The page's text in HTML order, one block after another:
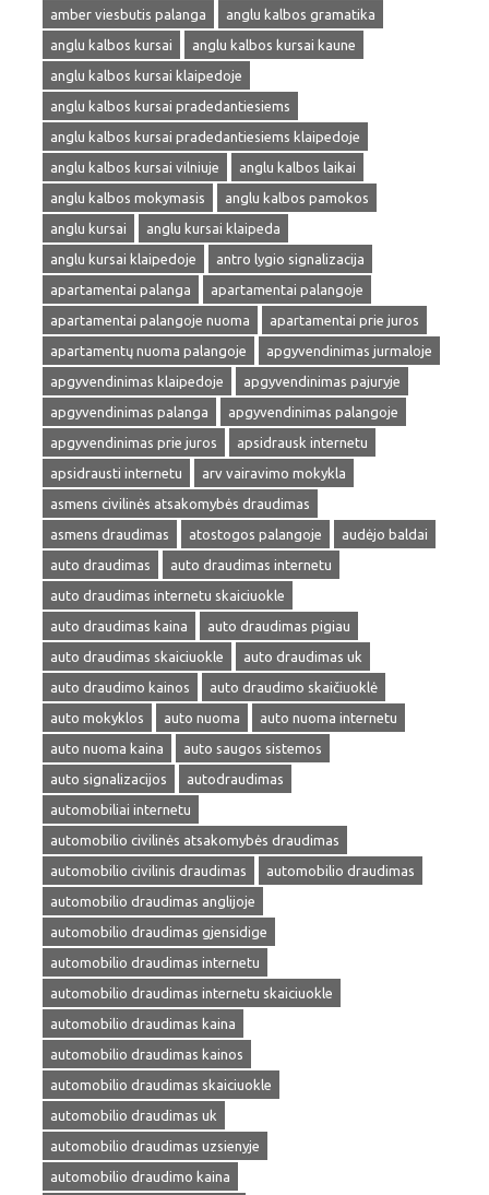
amber viesbutis palanga
anglu kalbos gramatika
anglu kalbos kursai
anglu kalbos kursai kaune
anglu kalbos kursai klaipedoje
anglu kalbos kursai pradedantiesiems
anglu kalbos kursai pradedantiesiems klaipedoje
anglu kalbos kursai vilniuje
anglu kalbos laikai
anglu kalbos mokymasis
anglu kalbos pamokos
anglu kursai
anglu kursai klaipeda
anglu kursai klaipedoje
antro lygio signalizacija
apartamentai palanga
apartamentai palangoje
apartamentai palangoje nuoma
apartamentai prie juros
apartamentų nuoma palangoje
apgyvendinimas jurmaloje
apgyvendinimas klaipedoje
apgyvendinimas pajuryje
apgyvendinimas palanga
apgyvendinimas palangoje
apgyvendinimas prie juros
apsidrausk internetu
apsidrausti internetu
arv vairavimo mokykla
asmens civilinės atsakomybės draudimas
asmens draudimas
atostogos palangoje
audėjo baldai
auto draudimas
auto draudimas internetu
auto draudimas internetu skaiciuokle
auto draudimas kaina
auto draudimas pigiau
auto draudimas skaiciuokle
auto draudimas uk
auto draudimo kainos
auto draudimo skaičiuoklė
auto mokyklos
auto nuoma
auto nuoma internetu
auto nuoma kaina
auto saugos sistemos
auto signalizacijos
autodraudimas
automobiliai internetu
automobilio civilinės atsakomybės draudimas
automobilio civilinis draudimas
automobilio draudimas
automobilio draudimas anglijoje
automobilio draudimas gjensidige
automobilio draudimas internetu
automobilio draudimas internetu skaiciuokle
automobilio draudimas kaina
automobilio draudimas kainos
automobilio draudimas skaiciuokle
automobilio draudimas uk
automobilio draudimas uzsienyje
automobilio draudimo kaina